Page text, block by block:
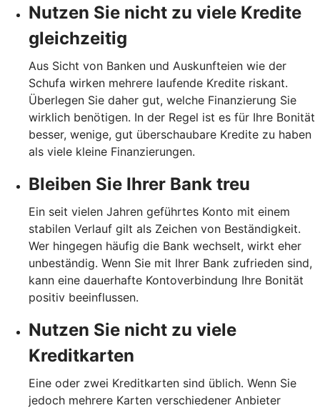
Nutzen Sie nicht zu viele Kredite
gleichzeitig
Aus Sicht von Banken und Auskunfteien wie der
Schufa wirken mehrere laufende Kredite riskant.
Überlegen Sie daher gut, welche Finanzierung Sie
wirklich benötigen. In der Regel ist es für Ihre Bonität
besser, wenige, gut überschaubare Kredite zu haben
als viele kleine Finanzierungen.
Bleiben Sie Ihrer Bank treu
Ein seit vielen Jahren geführtes Konto mit einem
stabilen Verlauf gilt als Zeichen von Beständigkeit.
Wer hingegen häufig die Bank wechselt, wirkt eher
unbeständig. Wenn Sie mit Ihrer Bank zufrieden sind,
kann eine dauerhafte Kontoverbindung Ihre Bonität
positiv beeinflussen.
Nutzen Sie nicht zu viele
Kreditkarten
Eine oder zwei Kreditkarten sind üblich. Wenn Sie
jedoch mehrere Karten verschiedener Anbieter